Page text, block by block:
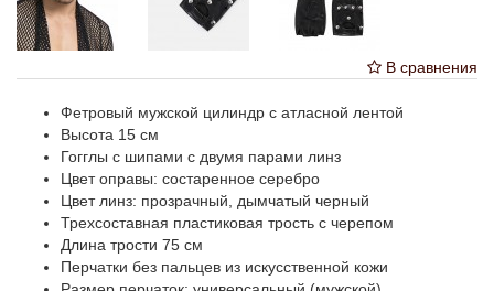
В сравнения
Фетровый мужской цилиндр с атласной лентой
Высота 15 см
Гогглы с шипами с двумя парами линз
Цвет оправы: состаренное серебро
Цвет линз: прозрачный, дымчатый черный
Трехсоставная пластиковая трость с черепом
Длина трости 75 см
Перчатки без пальцев из искусственной кожи